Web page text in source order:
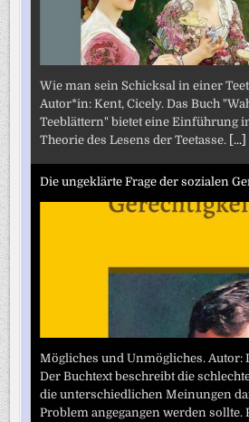
Wie man sein Schicksal in einer
Autor*in: Kent, Cicely. Das Buch
Teeblättern" bietet eine Einführung
Theorie des Lesens der Teetasse.
[...]
Die ungeklärte Frage der sozialen
Mögliches und Unmögliches. Autor:
Der Buchtext beschreibt die
die unterschiedlichen Meinungen
Problem angegangen werden sollte.